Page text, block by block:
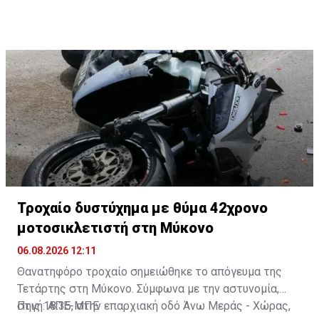
Τροχαίο δυστύχημα με θύμα 42χρονο
μοτοσικλετιστή στη Μύκονο
06.08.2026 12:11
Θανατηφόρο τροχαίο σημειώθηκε το απόγευμα της
Τετάρτης στη Μύκονο. Σύμφωνα με την αστυνομία,
στις 18:35, στην επαρχιακή οδό Άνω Μεράς - Χώρας,
Πηγή: ΑΠΕ-ΜΠΕ